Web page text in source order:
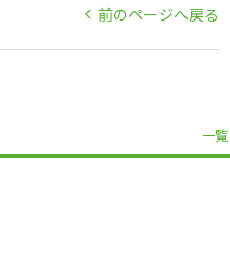
前のページへ戻る
一覧